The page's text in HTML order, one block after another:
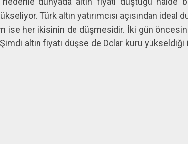
Türk altın yatırımcısı açısından ideal
ise her ikisinin de düşmesidir. İki gün
Şimdi altın fiyatı düşse de Dolar kuru